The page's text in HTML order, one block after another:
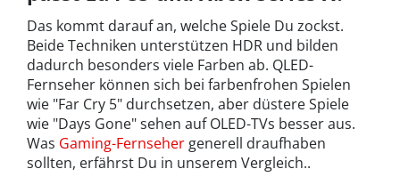
Das kommt darauf an, welche Spiele Du zockst.
Beide Techniken unterstützen HDR und bilden
dadurch besonders viele Farben ab. QLED-
Fernseher können sich bei farbenfrohen Spielen
wie "Far Cry 5" durchsetzen, aber düstere Spiele
wie "Days Gone" sehen auf OLED-TVs besser aus.
Was Gaming-Fernseher generell draufhaben
sollten, erfährst Du in unserem Vergleich..